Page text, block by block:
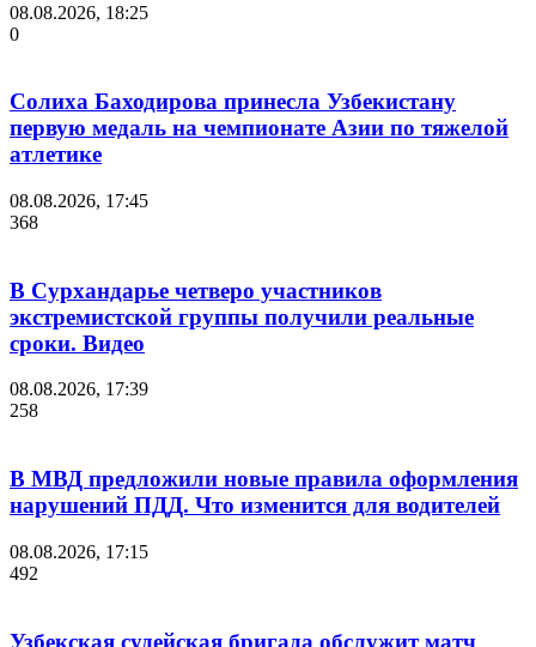
08.08.2026, 18:25
0
Солиха Баходирова принесла Узбекистану
первую медаль на чемпионате Азии по тяжелой
атлетике
08.08.2026, 17:45
368
В Сурхандарье четверо участников
экстремистской группы получили реальные
сроки. Видео
08.08.2026, 17:39
258
В МВД предложили новые правила оформления
нарушений ПДД. Что изменится для водителей
08.08.2026, 17:15
492
Узбекская судейская бригада обслужит матч